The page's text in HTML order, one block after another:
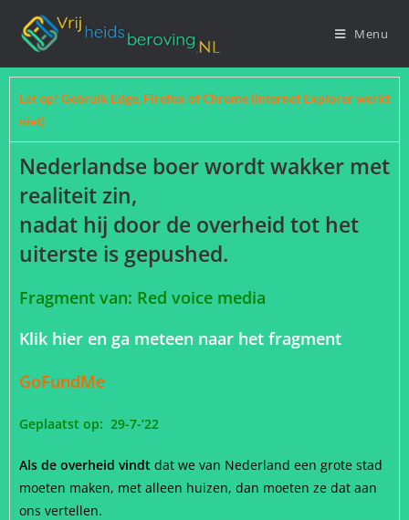
Menu
Let op! Gebruik Edge, Firefox of Chrome (Internet Explorer werkt
niet)
Nederlandse boer wordt wakker met
realiteit zin,
nadat hij door de overheid tot het
uiterste is gepushed.
Fragment van: Red voice media
Klik hier en ga meteen naar het fragment
GoFundMe
Geplaatst op: 29-7-’22
Als de overheid vindt dat we van Nederland een grote stad
moeten maken, met alleen huizen, dan moeten ze dat aan
ons vertellen.